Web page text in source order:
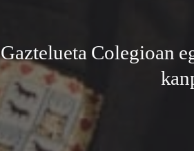
Gaztelueta Colegioan